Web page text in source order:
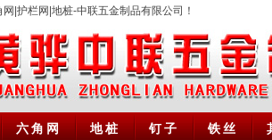
|护栏网|地桩-中联五金制品有限公司！
六角网 地桩 钉子 铁丝